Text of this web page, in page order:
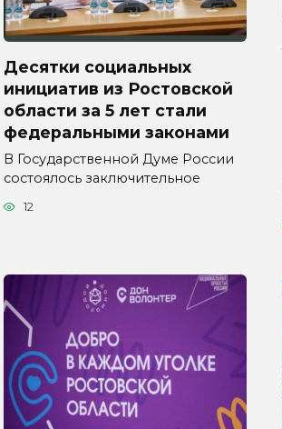
Десятки социальных
инициатив из Ростовской
области за 5 лет стали
федеральными законами
В Государственной Думе России
состоялось заключительное
12